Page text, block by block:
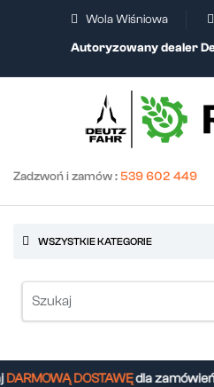
Wola Wiśniowa
Autoryzowany dealer
Zadzwoń i zamów :539 602 449
WSZYSTKIE KATEGORIE
DOSTAWĘdla zamówień